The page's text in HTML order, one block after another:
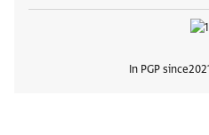
In PGP since